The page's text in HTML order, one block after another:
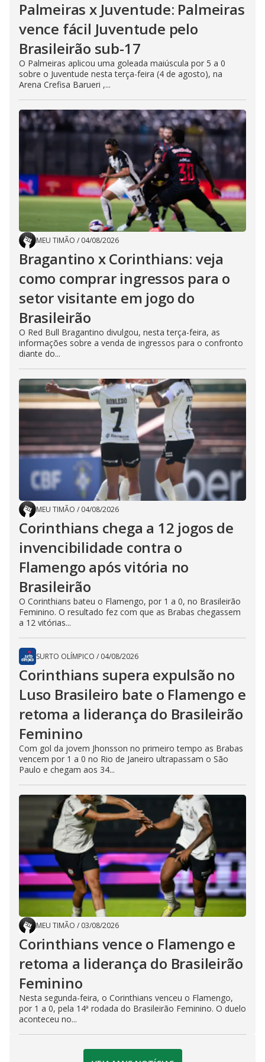
Palmeiras x Juventude: Palmeiras
vence fácil Juventude pelo
Brasileirão sub-17
O Palmeiras aplicou uma goleada maiúscula por 5 a 0
sobre o Juventude nesta terça-feira (4 de agosto), na
Arena Crefisa Barueri ,...
MEU TIMÃO / 04/08/2026
Bragantino x Corinthians: veja
como comprar ingressos para o
setor visitante em jogo do
Brasileirão
O Red Bull Bragantino divulgou, nesta terça-feira, as
informações sobre a venda de ingressos para o confronto
diante do...
MEU TIMÃO / 04/08/2026
Corinthians chega a 12 jogos de
invencibilidade contra o
Flamengo após vitória no
Brasileirão
O Corinthians bateu o Flamengo, por 1 a 0, no Brasileirão
Feminino. O resultado fez com que as Brabas chegassem
a 12 vitórias...
SURTO OLÍMPICO / 04/08/2026
Corinthians supera expulsão no
Luso Brasileiro bate o Flamengo e
retoma a liderança do Brasileirão
Feminino
Com gol da jovem Jhonsson no primeiro tempo as Brabas
vencem por 1 a 0 no Rio de Janeiro ultrapassam o São
Paulo e chegam aos 34...
MEU TIMÃO / 03/08/2026
Corinthians vence o Flamengo e
retoma a liderança do Brasileirão
Feminino
Nesta segunda-feira, o Corinthians venceu o Flamengo,
por 1 a 0, pela 14ª rodada do Brasileirão Feminino. O duelo
aconteceu no...